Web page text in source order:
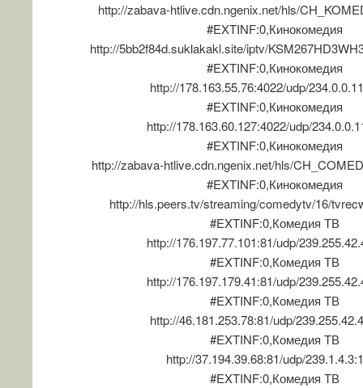
http://zabava-htlive.cdn.ngenix.net/hls/
#EXTINF:0,Кинокомедия
http://5bb2f84d.suklakakl.site/iptv/
#EXTINF:0,Кинокомедия
http://178.163.55.76:4022/udp/
#EXTINF:0,Кинокомедия
http://178.163.60.127:4022/udp/
#EXTINF:0,Кинокомедия
http://zabava-htlive.cdn.ngenix.net/hls/
#EXTINF:0,Кинокомедия
http://hls.peers.tv/streaming/comedytv/16/
#EXTINF:0,Комедия ТВ
http://176.197.77.101:81/udp/
#EXTINF:0,Комедия ТВ
http://176.197.179.41:81/udp/
#EXTINF:0,Комедия ТВ
http://46.181.253.78:81/udp/
#EXTINF:0,Комедия ТВ
http://37.194.39.68:81/udp/
#EXTINF:0,Комедия ТВ